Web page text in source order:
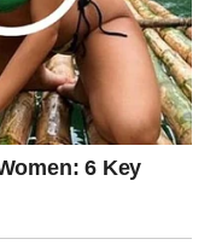
dobit
ideja, tvoj način,
Neko te primećuje.